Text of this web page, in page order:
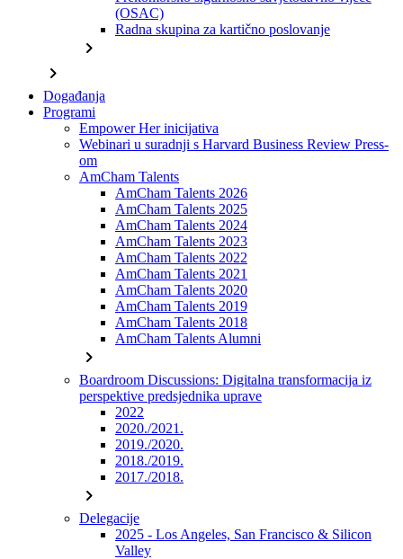
(OSAC)
Radna skupina za kartično poslovanje
chevron_right
chevron_right
Događanja
Programi
Empower Her inicijativa
Webinari u suradnji s Harvard Business Review Press-
om
AmCham Talents
AmCham Talents 2026
AmCham Talents 2025
AmCham Talents 2024
AmCham Talents 2023
AmCham Talents 2022
AmCham Talents 2021
AmCham Talents 2020
AmCham Talents 2019
AmCham Talents 2018
AmCham Talents Alumni
chevron_right
Boardroom Discussions: Digitalna transformacija iz
perspektive predsjednika uprave
2022
2020./2021.
2019./2020.
2018./2019.
2017./2018.
chevron_right
Delegacije
2025 - Los Angeles, San Francisco & Silicon
Valley